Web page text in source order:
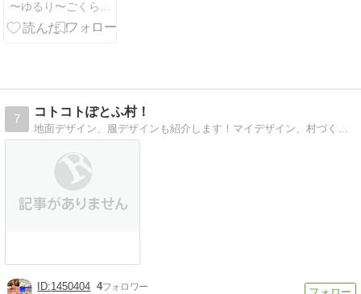
森」レイアウ
ト･爽やかな森
7
コトコトぽとふ村！
地面デザイン、服デザインも紹介します！マイデザイン、村づくりやインテリアのアイデアも紹介しています。
1450404 4